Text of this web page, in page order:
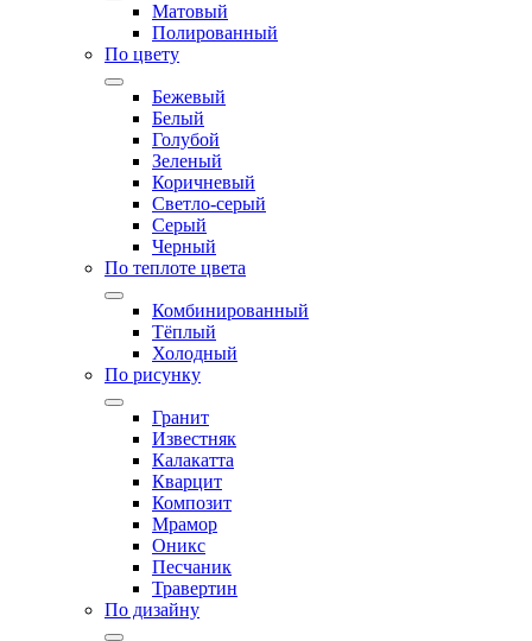
Матовый
Полированный
По цвету
Бежевый
Белый
Голубой
Зеленый
Коричневый
Светло-серый
Серый
Черный
По теплоте цвета
Комбинированный
Тёплый
Холодный
По рисунку
Гранит
Известняк
Калакатта
Кварцит
Композит
Мрамор
Оникс
Песчаник
Травертин
По дизайну